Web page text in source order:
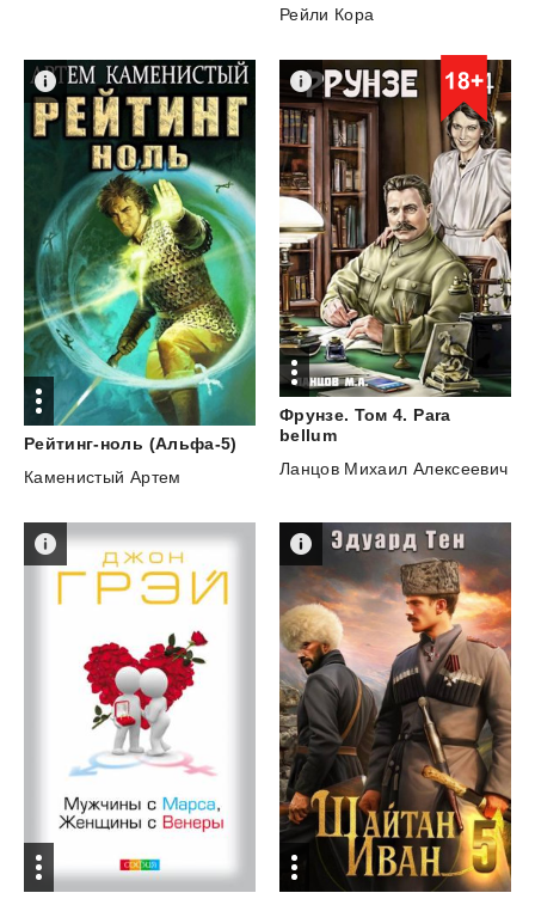
Рейли Кора
Рейтинг-ноль (Альфа-5)
Каменистый Артем
Фрунзе. Том 4. Para
bellum
Ланцов Михаил Алексеевич